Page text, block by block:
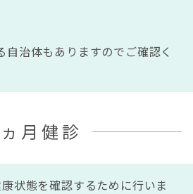
治体もありますのでご確認く
月健診
状態を確認するために行いま